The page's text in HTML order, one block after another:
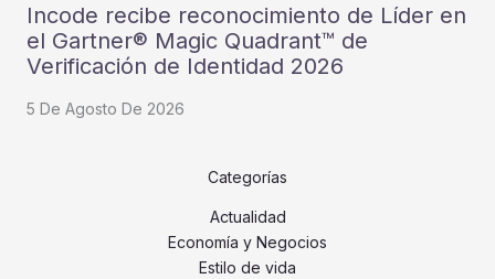
Incode recibe reconocimiento de Líder en
el Gartner® Magic Quadrant™ de
Verificación de Identidad 2026
5 De Agosto De 2026
Categorías
Actualidad
Economía y Negocios
Estilo de vida